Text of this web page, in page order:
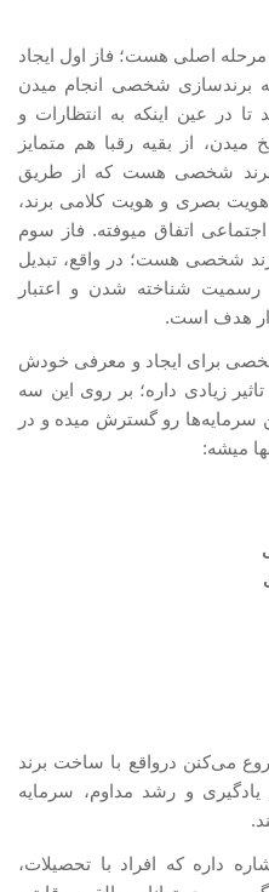
اصلی هست؛ فاز اول ایجاد
برندسازی شخصی انجام میدن
تا در عین اینکه به انتظارات و
از بقیه رقبا هم متمایز
برند شخصی هست که از طریق
بصری و هویت کلامی برند،
اتفاق میوفته. فاز سوم
شخصی هست؛ در واقع، تبدیل
شناخته شدن و اعتبار
هدف است.
برای ایجاد و معرفی خودش
روی 3 حوزه فرد تاثیر زیادی داره؛ بر روی این سه
سرمایه‌ها رو گسترش میده و در
میشه:
می‌کنن درواقع با ساخت برند
و رشد مداوم، سرمایه
داره که افراد با تحصیلات،